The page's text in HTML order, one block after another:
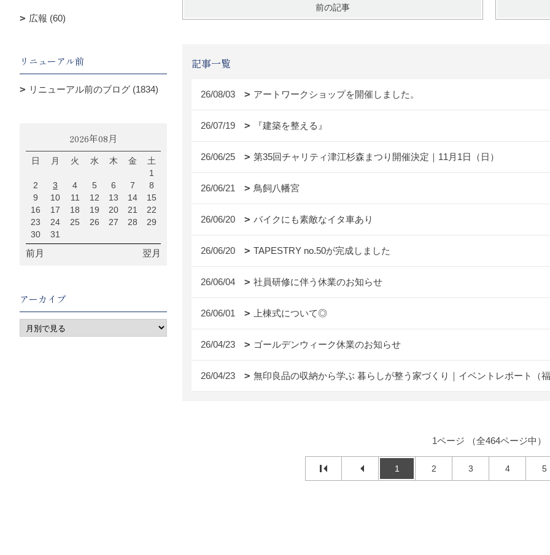
前の記事
記事一覧
26/08/03 アートワークショップを開催しました。
26/07/19 『建築を整える』
26/06/25 第35回チャリティ津江杉森まつり開催決定｜11月1日（日）
26/06/21 鳥飼八幡宮
26/06/20 バイクにも素敵なイタ車あり
26/06/20 TAPESTRY no.50が完成しました
26/06/04 社員研修に伴う休業のお知らせ
26/06/01 上棟式について◎
26/04/23 ゴールデンウィーク休業のお知らせ
26/04/23 無印良品の収納から学ぶ 暮らしが整う家づくり｜イベントレポート（
1ページ （全464ページ中）
1 2 3 4 5
広報 (60)
リニューアル前
リニューアル前のブログ (1834)
2026年08月
日 月 火 水 木 金
土
1
2
3 4 5 6 7
8
9
10 11 12 13 14
15
16
17 18 19 20 21
22
23
24 25 26 27 28
29
30
31
前月 翌月
アーカイブ